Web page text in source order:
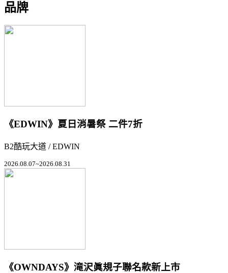
品牌
《EDWIN》夏日消暑祭 二件7折
B2酷玩大道 / EDWIN
2026.08.07~2026.08.31
《OWNDAYS》滝沢眞規子聯名款新上市